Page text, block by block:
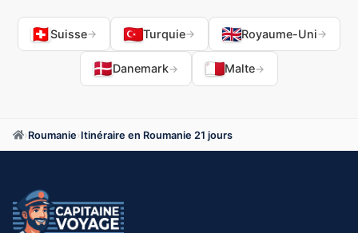
Suisse→ Turquie→ Royaume-Uni →
Danemark→ Malte→
› Roumanie› Itinéraire en Roumanie 21 jours